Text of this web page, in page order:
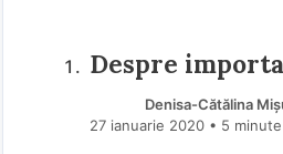
Despre
Denisa-Cătălina
27 ianuarie 2020 • 5 minute